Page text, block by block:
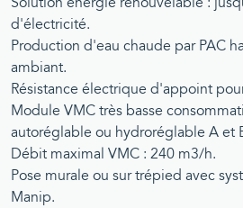
d'électricité.
Production d'eau chaude par PAC
ambiant.
Résistance électrique d'appoint
Module VMC très basse
autoréglable ou hydroréglable A et
Débit maximal VMC : 240 m3/h.
Pose murale ou sur trépied avec
Manip.